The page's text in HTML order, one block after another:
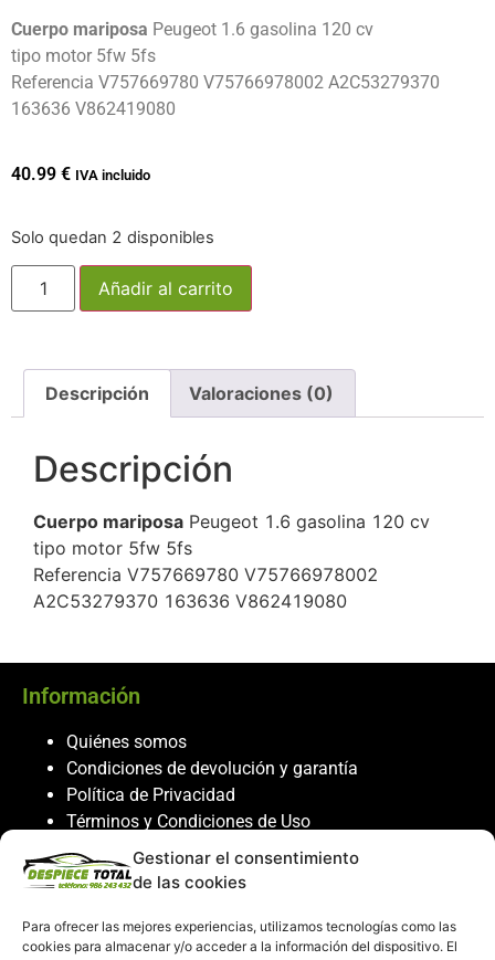
Gestionar el consentimiento
de las cookies
Para ofrecer las mejores experiencias, utilizamos tecnologías como las
cookies para almacenar y/o acceder a la información del dispositivo. El
Cuerpo mariposa Peugeot 1.6 gasolina 120 cv
tipo motor 5fw 5fs
Referencia V757669780 V75766978002 A2C53279370
163636 V862419080
40.99 € IVA incluido
Solo quedan 2 disponibles
Añadir al carrito
Descripción Valoraciones (0)
Descripción
Cuerpo mariposa Peugeot 1.6 gasolina 120 cv
tipo motor 5fw 5fs
Referencia V757669780 V75766978002
A2C53279370 163636 V862419080
Información
Quiénes somos
Condiciones de devolución y garantía
Política de Privacidad
Términos y Condiciones de Uso
Política de Cookies
Servicio al cliente
Contacto